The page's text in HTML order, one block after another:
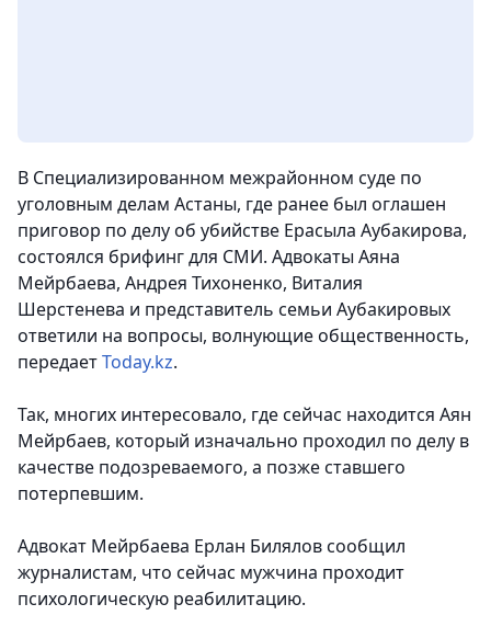
В Специализированном межрайонном суде по
уголовным делам Астаны, где ранее был оглашен
приговор по делу об убийстве Ерасыла Аубакирова,
состоялся брифинг для СМИ. Адвокаты Аяна
Мейрбаева, Андрея Тихоненко, Виталия
Шерстенева и представитель семьи Аубакировых
ответили на вопросы, волнующие общественность,
передаетToday.kz.
Так, многих интересовало, где сейчас находится Аян
Мейрбаев, который изначально проходил по делу в
качестве подозреваемого, а позже ставшего
потерпевшим.
Адвокат Мейрбаева Ерлан Билялов сообщил
журналистам, что сейчас мужчина проходит
психологическую реабилитацию.